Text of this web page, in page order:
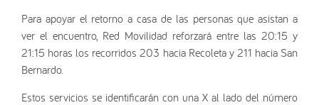
Para apoyar el retorno a casa de las personas que asistan a
ver el encuentro, Red Movilidad reforzará entre las 20:15 y
21:15 horas los recorridos 203 hacia Recoleta y 211 hacia San
Bernardo.
Estos servicios se identificarán con una X al lado del número